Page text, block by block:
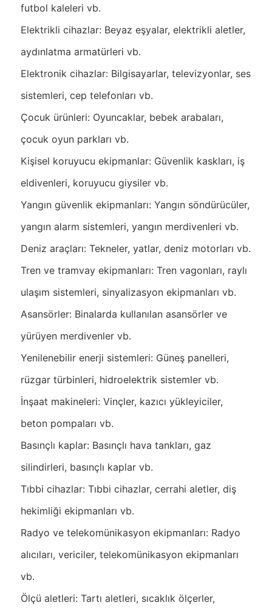
futbol kaleleri vb.
Elektrikli cihazlar: Beyaz eşyalar, elektrikli aletler,
aydınlatma armatürleri vb.
Elektronik cihazlar: Bilgisayarlar, televizyonlar, ses
sistemleri, cep telefonları vb.
Çocuk ürünleri: Oyuncaklar, bebek arabaları,
çocuk oyun parkları vb.
Kişisel koruyucu ekipmanlar: Güvenlik kaskları, iş
eldivenleri, koruyucu giysiler vb.
Yangın güvenlik ekipmanları: Yangın söndürücüler,
yangın alarm sistemleri, yangın merdivenleri vb.
Deniz araçları: Tekneler, yatlar, deniz motorları vb.
Tren ve tramvay ekipmanları: Tren vagonları, raylı
ulaşım sistemleri, sinyalizasyon ekipmanları vb.
Asansörler: Binalarda kullanılan asansörler ve
yürüyen merdivenler vb.
Yenilenebilir enerji sistemleri: Güneş panelleri,
rüzgar türbinleri, hidroelektrik sistemler vb.
İnşaat makineleri: Vinçler, kazıcı yükleyiciler,
beton pompaları vb.
Basınçlı kaplar: Basınçlı hava tankları, gaz
silindirleri, basınçlı kaplar vb.
Tıbbi cihazlar: Tıbbi cihazlar, cerrahi aletler, diş
hekimliği ekipmanları vb.
Radyo ve telekomünikasyon ekipmanları: Radyo
alıcıları, vericiler, telekomünikasyon ekipmanları
vb.
Ölçü aletleri: Tartı aletleri, sıcaklık ölçerler,